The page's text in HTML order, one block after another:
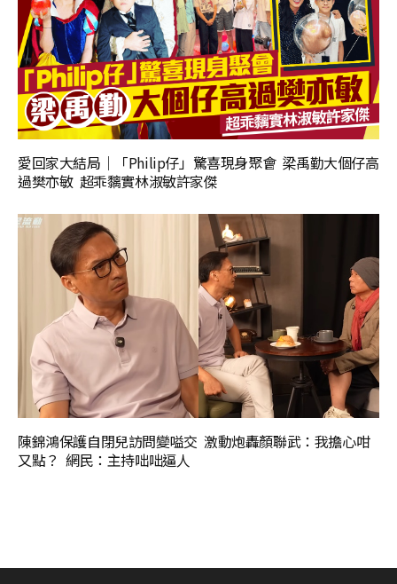
愛回家大結局｜「Philip仔」驚喜現身聚會 梁禹勤大個仔高
過樊亦敏 超乖黐實林淑敏許家傑
陳錦鴻保護自閉兒訪問變嗌交 激動炮轟顏聯武：我擔心咁
又點？ 網民：主持咄咄逼人